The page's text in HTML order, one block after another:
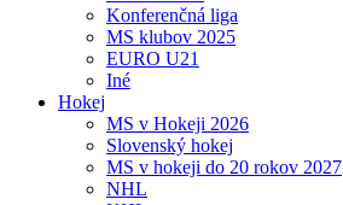
Konferenčná liga
MS klubov 2025
EURO U21
Iné
Hokej
MS v Hokeji 2026
Slovenský hokej
MS v hokeji do 20 rokov 2027
NHL